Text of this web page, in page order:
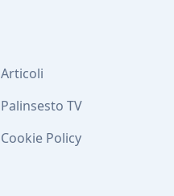
Articoli
Palinsesto TV
Cookie Policy